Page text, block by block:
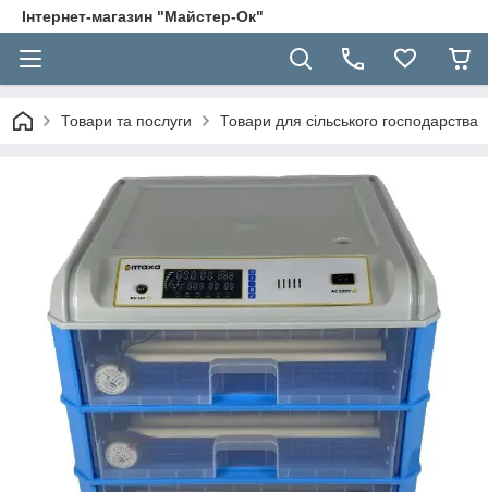
Інтернет-магазин "Майстер-Ок"
Товари та послуги Товари для сільського господарства